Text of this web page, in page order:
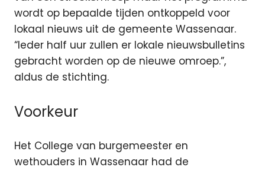
wordt op bepaalde tijden ontkoppeld voor
lokaal nieuws uit de gemeente Wassenaar.
“Ieder half uur zullen er lokale nieuwsbulletins
gebracht worden op de nieuwe omroep.”,
aldus de stichting.
Voorkeur
Het College van burgemeester en
wethouders in Wassenaar had de